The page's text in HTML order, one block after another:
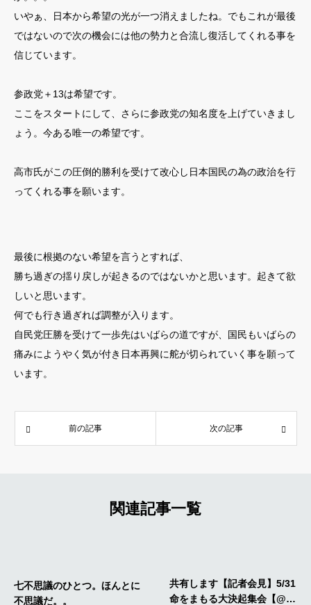
いやぁ、日本から希望の光が一つ消えましたね。でもこれが最後
ではないので次の機会には他の勢力と合流し復活してくれる事を
信じています。
参政党＋13は希望です。
ここをスタートにして、さらに参政党の知名度を上げていきまし
ょう。今ある唯一の希望です。
高市氏がこの圧倒的勝利を受けて改心し日本国民の為の政治を行
ってくれる事を願います。
最後に根拠のない希望を言うとすれば、
勝ち過ぎの揺り戻しが起きるのではないかと思います。起きて欲
しいと思います。
何でも行き過ぎれば調整が入ります。
自民党圧勝を受けて一歩先はいばらの道ですが、国民もいばらの
痛みにようやく気が付き日本再興に舵が切られていく事を願って
います。
前の記事 次の記事
関連記事一覧